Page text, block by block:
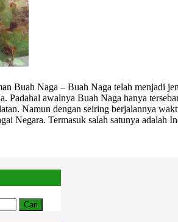
Buah Naga – Buah Naga telah menjadi
Padahal awalnya Buah Naga hanya
Namun dengan seiring berjalannya
Negara. Termasuk salah satunya adalah